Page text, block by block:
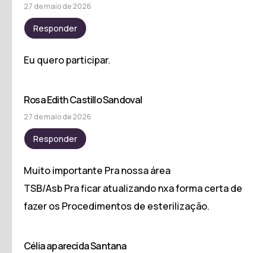
27 de maio de 2026
Responder
Eu quero participar.
Rosa Edith Castillo Sandoval
27 de maio de 2026
Responder
Muito importante Pra nossa área
TSB/Asb Pra ficar atualizando nxa forma certa de
fazer os Procedimentos de esterilização.
Célia aparecida Santana